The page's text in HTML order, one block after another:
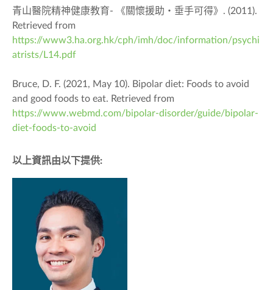
青山醫院精神健康教育- 《關懷援助‧垂手可得》. (2011).
Retrieved from
https://www3.ha.org.hk/cph/imh/doc/information/psychi
atrists/L14.pdf
Bruce, D. F. (2021, May 10). Bipolar diet: Foods to avoid
and good foods to eat. Retrieved from
https://www.webmd.com/bipolar-disorder/guide/bipolar-
diet-foods-to-avoid
以上資訊由以下提供: